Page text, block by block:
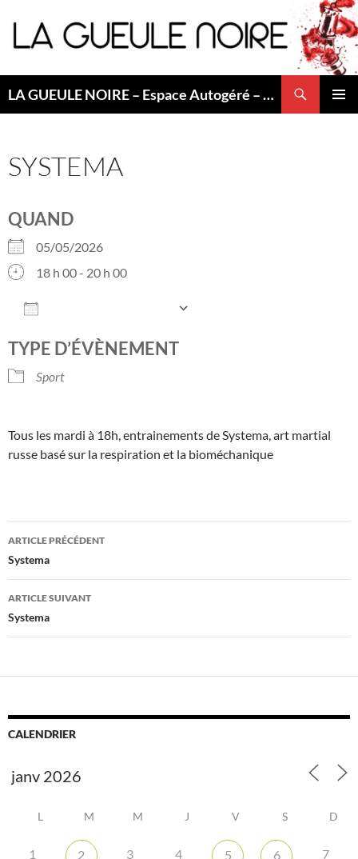
au
contenu
LA GUEULE NOIRE – Espace Autogéré – Saint Etienne
SYSTEMA
QUAND
05/05/2026
18 h 00 - 20 h 00
TYPE D’ÉVÈNEMENT
Sport
Tous les mardi à 18h, entrainements de Systema, art martial
russe basé sur la respiration et la bioméchanique
Navigation
des
articles
ARTICLE PRÉCÉDENT
Systema
ARTICLE SUIVANT
Systema
CALENDRIER
L M M J V S D
1 2 3 4 5 6 7